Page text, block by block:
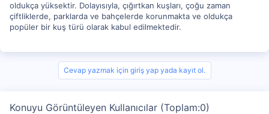
oldukça yüksektir. Dolayısıyla, çığırtkan kuşları, çoğu zaman
çiftliklerde, parklarda ve bahçelerde korunmakta ve oldukça
popüler bir kuş türü olarak kabul edilmektedir.
Cevap yazmak için giriş yap yada kayıt ol.
Konuyu Görüntüleyen Kullanıcılar (Toplam:0)